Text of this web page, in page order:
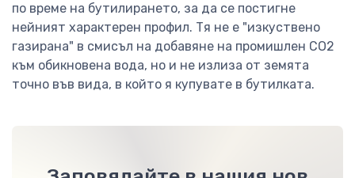
по време на бутилирането, за да се постигне
нейният характерен профил. Тя не е "изкуствено
газирана" в смисъл на добавяне на промишлен CO2
към обикновена вода, но и не излиза от земята
точно във вида, в който я купувате в бутилката.